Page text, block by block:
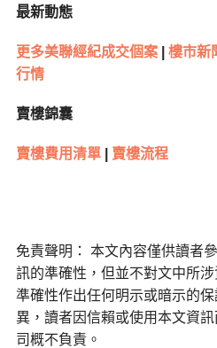
最新動態
更多美聯經紀成交個案| 樓市新
行情
賣樓錦囊
賣樓費用清單| 賣樓流程
免責聲明： 本文內容僅供讀者
訊的準確性，但並不對文中所
準確性作出任何明示或暗示的
異，讀者因信賴或使用本文資
司概不負責。